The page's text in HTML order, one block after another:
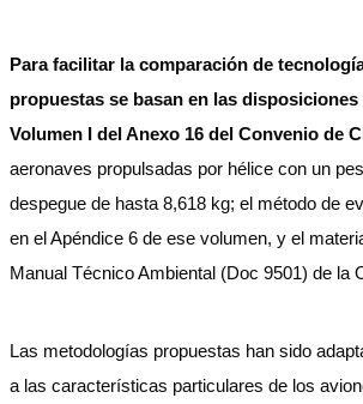
Para facilitar la comparación de
propuestas se basan en las
Volumen I del Anexo 16 del Convenio de
aeronaves propulsadas por hélice con un
despegue de hasta 8,618 kg; el método de
en el Apéndice 6 de ese volumen, y el
Manual Técnico Ambiental (Doc 9501) de la
Las metodologías propuestas han sido
a las características particulares de los